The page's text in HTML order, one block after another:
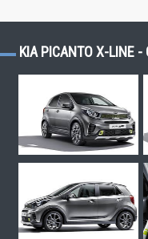
KIA PICANTO X-LINE -